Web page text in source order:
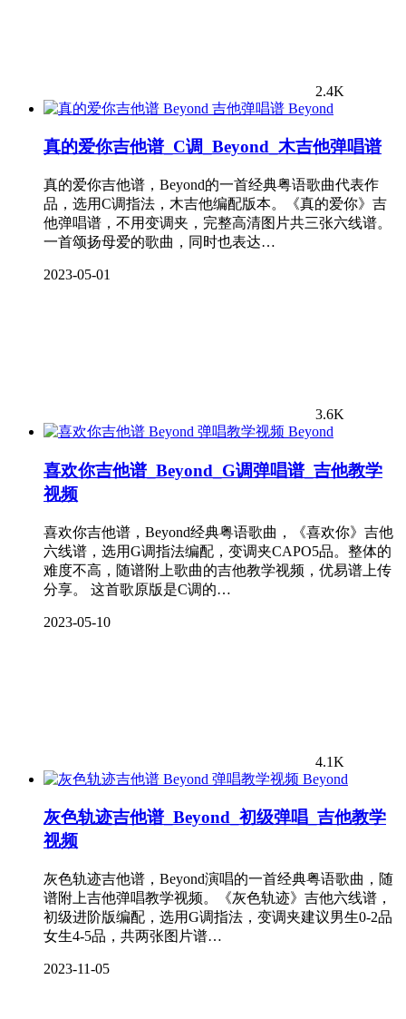
2.4K
Beyond
真的爱你吉他谱_C调_Beyond_木吉他弹唱谱
真的爱你吉他谱，Beyond的一首经典粤语歌曲代表作
品，选用C调指法，木吉他编配版本。《真的爱你》吉
他弹唱谱，不用变调夹，完整高清图片共三张六线谱。
一首颂扬母爱的歌曲，同时也表达…
2023-05-01
3.6K
Beyond
喜欢你吉他谱_Beyond_G调弹唱谱_吉他教学
视频
喜欢你吉他谱，Beyond经典粤语歌曲，《喜欢你》吉他
六线谱，选用G调指法编配，变调夹CAPO5品。整体的
难度不高，随谱附上歌曲的吉他教学视频，优易谱上传
分享。 这首歌原版是C调的…
2023-05-10
4.1K
Beyond
灰色轨迹吉他谱_Beyond_初级弹唱_吉他教学
视频
灰色轨迹吉他谱，Beyond演唱的一首经典粤语歌曲，随
谱附上吉他弹唱教学视频。《灰色轨迹》吉他六线谱，
初级进阶版编配，选用G调指法，变调夹建议男生0-2品
女生4-5品，共两张图片谱…
2023-11-05